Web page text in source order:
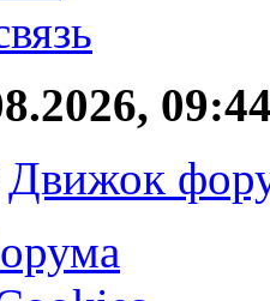
Движок